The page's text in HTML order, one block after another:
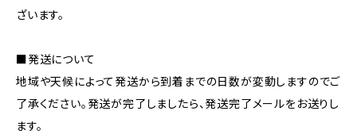
ざいます。
■発送について
地域や天候によって発送から到着までの日数が変動しますのでご
了承ください。発送が完了しましたら、発送完了メールをお送りし
ます。